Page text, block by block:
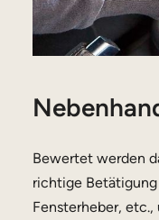
Bewertet werden
richtige
Fensterheber,